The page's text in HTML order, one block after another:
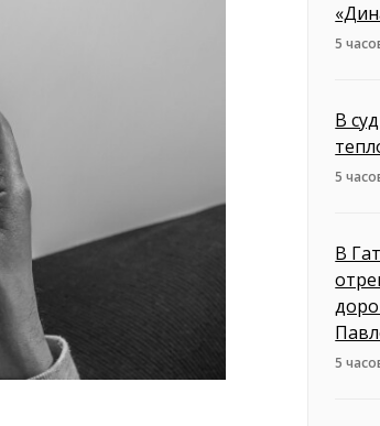
5
В
5
В
5